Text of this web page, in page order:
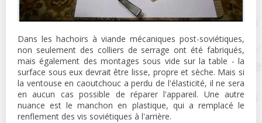
Dans les hachoirs à viande mécaniques post-soviétiques,
non seulement des colliers de serrage ont été fabriqués,
mais également des montages sous vide sur la table - la
surface sous eux devrait être lisse, propre et sèche. Mais si
la ventouse en caoutchouc a perdu de l'élasticité, il ne sera
en aucun cas possible de réparer l'appareil. Une autre
nuance est le manchon en plastique, qui a remplacé le
renflement des vis soviétiques à l'arrière.